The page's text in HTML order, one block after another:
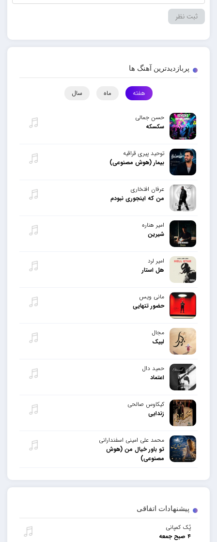
پیشنهادات اتفاقی
پُک کمپانی
۴ صبح جمعه
پربازدیدترین آهنگ ها
هفته ماه سال
حسن جمالی
سکسکه
توحید پیری قراقیه
بیمار (هوش مصنوعی)
عرفان افتخاری
من که اینجوری نبودم
امیر هناره
شیرین
امیر لرد
هل استار
مانی ویس
حضور تنهایی
مجال
لبیک
حمید دال
اعتماد
کیکاوس صالحی
زندایی
محمد علی امینی اسفندارانی
تو باور خیال من (هوش
مصنوعی)